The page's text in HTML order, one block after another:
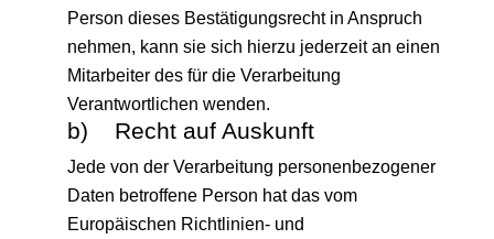
Person dieses Bestätigungsrecht in Anspruch
nehmen, kann sie sich hierzu jederzeit an einen
Mitarbeiter des für die Verarbeitung
Verantwortlichen wenden.
b) Recht auf Auskunft
Jede von der Verarbeitung personenbezogener
Daten betroffene Person hat das vom
Europäischen Richtlinien- und